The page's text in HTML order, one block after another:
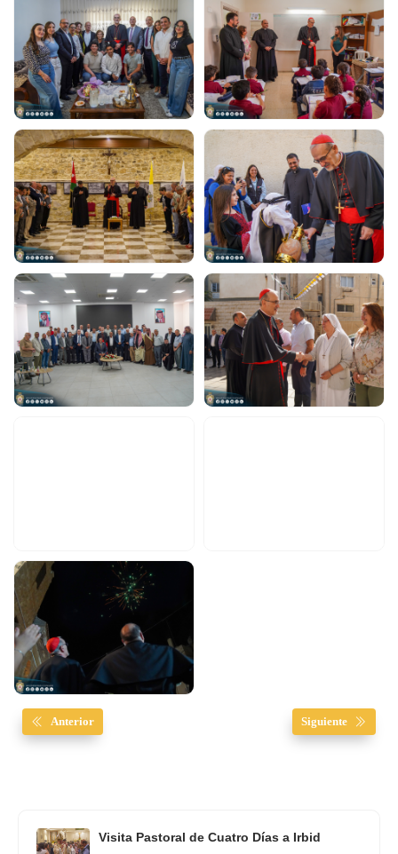
Anterior Siguiente
Visita Pastoral de Cuatro Días a Irbid